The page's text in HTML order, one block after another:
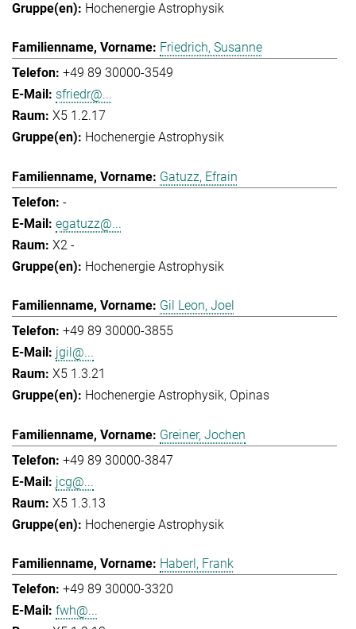
Hochenergie Astrophysik
Friedrich, Susanne
+49 89 30000-3549
sfriedr@...
X5 1.2.17
Hochenergie Astrophysik
Gatuzz, Efrain
-
egatuzz@...
X2 -
Hochenergie Astrophysik
Gil Leon, Joel
+49 89 30000-3855
jgil@...
X5 1.3.21
Hochenergie Astrophysik Opinas
Greiner, Jochen
+49 89 30000-3847
jcg@...
X5 1.3.13
Hochenergie Astrophysik
Haberl, Frank
+49 89 30000-3320
fwh@...